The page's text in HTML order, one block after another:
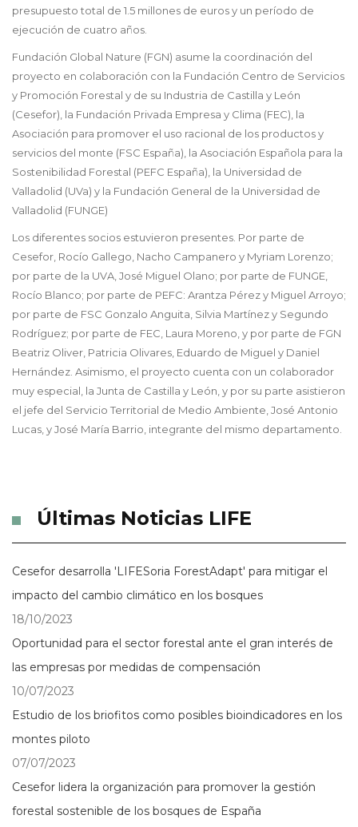
presupuesto total de 1.5 millones de euros y un período de
ejecución de cuatro años.
Fundación Global Nature (FGN) asume la coordinación del
proyecto en colaboración con la Fundación Centro de Servicios
y Promoción Forestal y de su Industria de Castilla y León
(Cesefor), la Fundación Privada Empresa y Clima (FEC), la
Asociación para promover el uso racional de los productos y
servicios del monte (FSC España), la Asociación Española para la
Sostenibilidad Forestal (PEFC España), la Universidad de
Valladolid (UVa) y la Fundación General de la Universidad de
Valladolid (FUNGE)
Los diferentes socios estuvieron presentes. Por parte de
Cesefor, Rocío Gallego, Nacho Campanero y Myriam Lorenzo;
por parte de la UVA, José Miguel Olano; por parte de FUNGE,
Rocío Blanco; por parte de PEFC: Arantza Pérez y Miguel Arroyo;
por parte de FSC Gonzalo Anguita, Silvia Martínez y Segundo
Rodríguez; por parte de FEC, Laura Moreno, y por parte de FGN
Beatriz Oliver, Patricia Olivares, Eduardo de Miguel y Daniel
Hernández. Asimismo, el proyecto cuenta con un colaborador
muy especial, la Junta de Castilla y León, y por su parte asistieron
el jefe del Servicio Territorial de Medio Ambiente, José Antonio
Lucas, y José María Barrio, integrante del mismo departamento.
Últimas Noticias LIFE
Cesefor desarrolla 'LIFESoria ForestAdapt' para mitigar el
impacto del cambio climático en los bosques
18/10/2023
Oportunidad para el sector forestal ante el gran interés de
las empresas por medidas de compensación
10/07/2023
Estudio de los briofitos como posibles bioindicadores en los
montes piloto
07/07/2023
Cesefor lidera la organización para promover la gestión
forestal sostenible de los bosques de España